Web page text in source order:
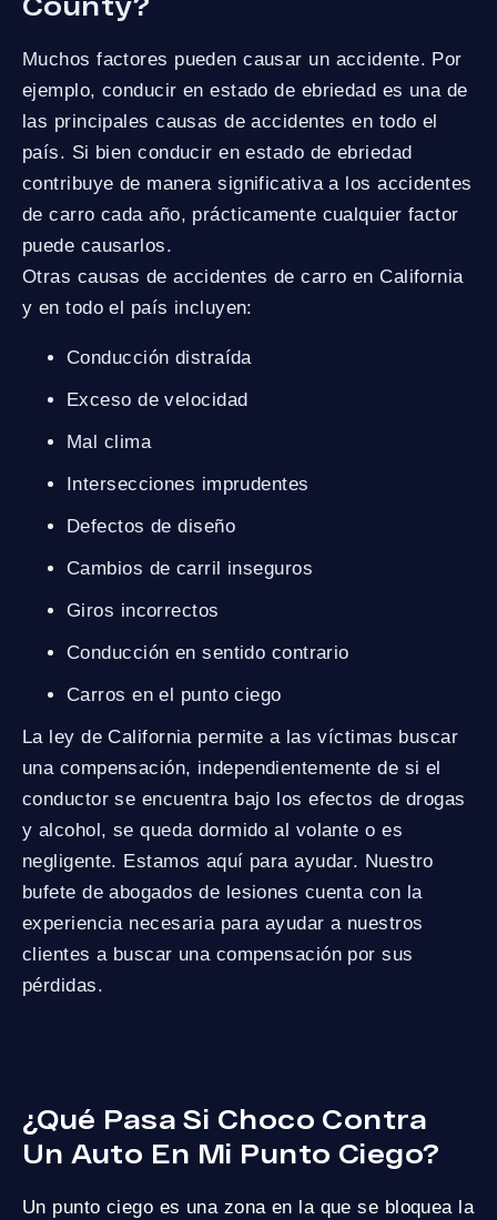
Muchos factores pueden causar un accidente. Por
ejemplo, conducir en estado de ebriedad es una de
las principales causas de accidentes en todo el
país. Si bien conducir en estado de ebriedad
contribuye de manera significativa a los accidentes
de carro cada año, prácticamente cualquier factor
puede causarlos.
Otras causas de accidentes de carro en California
y en todo el país incluyen:
Conducción distraída
Exceso de velocidad
Mal clima
Intersecciones imprudentes
Defectos de diseño
Cambios de carril inseguros
Giros incorrectos
Conducción en sentido contrario
Carros en el punto ciego
La ley de California permite a las víctimas buscar
una compensación, independientemente de si el
conductor se encuentra bajo los efectos de drogas
y alcohol, se queda dormido al volante o es
negligente. Estamos aquí para ayudar. Nuestro
bufete de abogados de lesiones cuenta con la
experiencia necesaria para ayudar a nuestros
clientes a buscar una compensación por sus
pérdidas.
¿Qué Pasa Si Choco Contra
Un Auto En Mi Punto Ciego?
Un punto ciego es una zona en la que se bloquea la